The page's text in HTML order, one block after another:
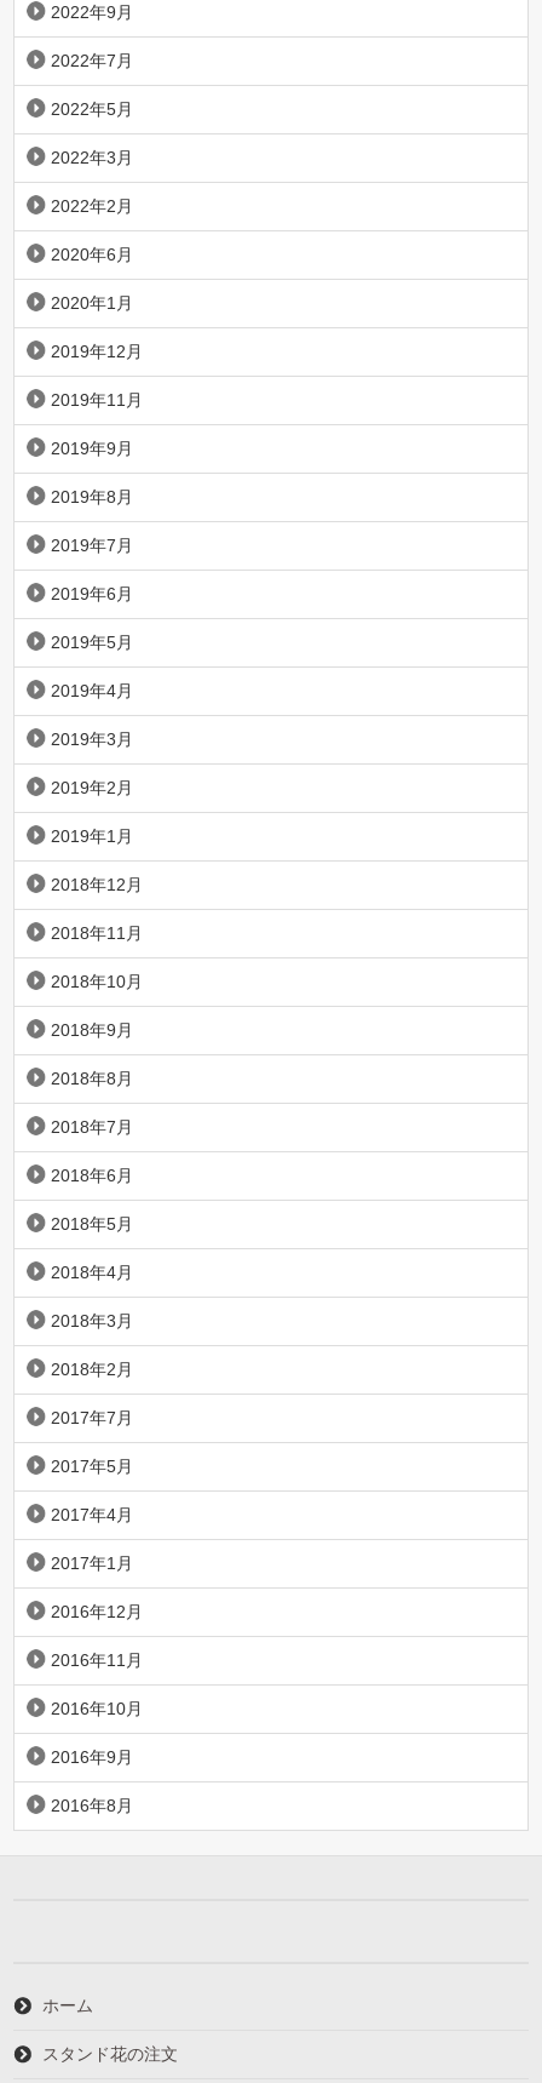
2022年9月
2022年7月
2022年5月
2022年3月
2022年2月
2020年6月
2020年1月
2019年12月
2019年11月
2019年9月
2019年8月
2019年7月
2019年6月
2019年5月
2019年4月
2019年3月
2019年2月
2019年1月
2018年12月
2018年11月
2018年10月
2018年9月
2018年8月
2018年7月
2018年6月
2018年5月
2018年4月
2018年3月
2018年2月
2017年7月
2017年5月
2017年4月
2017年1月
2016年12月
2016年11月
2016年10月
2016年9月
2016年8月
ホーム
スタンド花の注文